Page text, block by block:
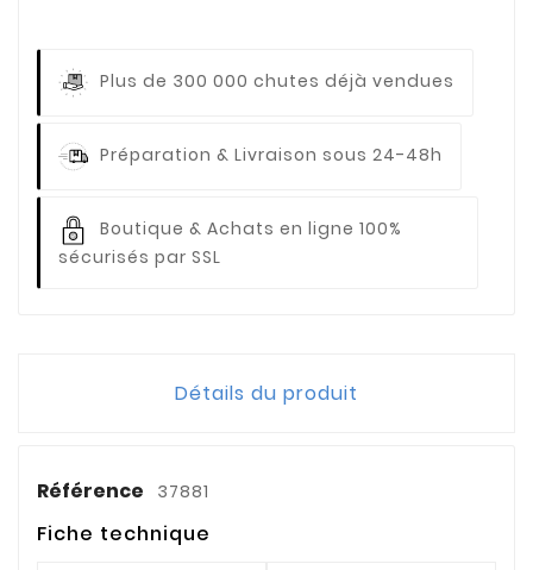
Plus de 300 000 chutes déjà vendues
Préparation & Livraison sous 24-48h
Boutique & Achats en ligne 100%
sécurisés par SSL
Détails du produit
Référence 37881
Fiche technique